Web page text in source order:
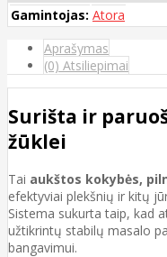
Gamintojas: Atora
Aprašymas
(0) Atsiliepimai
Surišta ir
žūklei
Tai aukštos kokybės,
efektyviai plekšnių ir kitų
Sistema sukurta taip, kad
užtikrintų stabilų masalo
bangavimui.